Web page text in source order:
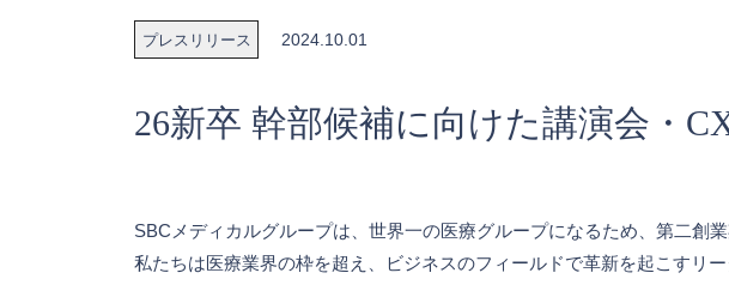
プレスリリース 2024.10.01
26新卒 幹部候補に向けた講演会・
SBCメディカルグループは、世界一の医療グループになるため、第二創
私たちは医療業界の枠を超え、ビジネスのフィールドで革新を起こすリ